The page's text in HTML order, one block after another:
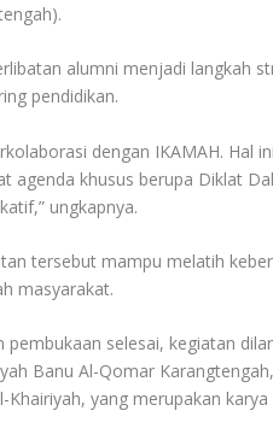
alumni menjadi langkah
pendidikan.
dengan IKAMAH. Hal
agenda khusus berupa Diklat
ungkapnya.
tersebut mampu melatih
masyarakat.
pembukaan selesai, kegiatan
Banu Al-Qomar
yang merupakan karya